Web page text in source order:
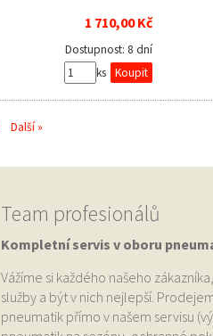
1 710,00 Kč
Dostupnost: 8 dní
ks
Další »
Team profesionálů
Kompletní servis v oboru
Vážíme si každého našeho
služby a být v nich nejlepší.
pneumatik přímo v našem servisu